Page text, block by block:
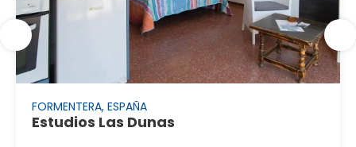
FORMENTERA, ESPAÑA
Estudios Las Dunas